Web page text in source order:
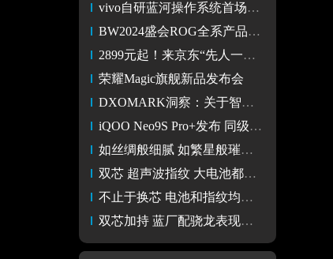
vivo自研蓝河操作系统首场线下沙龙发起招募
BW2024盛会ROG全系产品齐亮相 打卡集邮畅玩不停
2899元起！来京东“先人一步”入手iQOO Neo9S Pro+享12期免息
荣耀Magic旗舰新品发布会
DXOMARK洞察：关于智能手机人像摄影肤色渲染的研究
iQOO Neo9S Pro+发布 同级唯一超声波3D指纹 2899起
如丝绸般细腻 如繁星般璀璨 iQOO Neo9S Pro+开箱
双芯 超声波指纹 大电池都安排上 iQOO Neo9S Pro+评测
不止于换芯 电池和指纹均有大升级 iQOO Neo9S Pro+评测
双芯加持 蓝厂配骁龙表现如何 iQOO Neo9S Pro+游戏性能实测